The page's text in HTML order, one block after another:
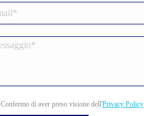
Confermo di aver preso visione dell'Privacy Policy